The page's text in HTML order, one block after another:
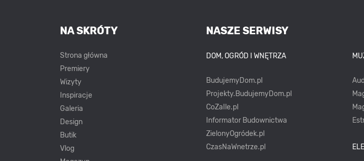
NASZE SERWISY
DOM, OGRÓD I WNĘTRZA
BudujemyDom.pl
Projekty.BudujemyDom.pl
CoZaIle.pl
Informator Budownictwa
ZielonyOgródek.pl
CzasNaWnetrze.pl
NA SKRÓTY
Strona główna
Premiery
Wizyty
Inspiracje
Galeria
Design
Butik
Vlog